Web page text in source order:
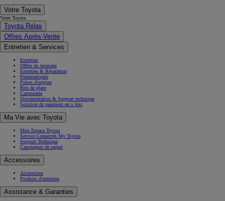
Votre Toyota
Votre Toyota
Toyota Relax
Offres Après-Vente
Entretien & Services
Entretien
Offres du moment
Entretien & Réparation
Pneumatiques
Pièces d'origine
Bris de glace
Carrosserie
Documentation & Support technique
Solution de paiement en x fois
Ma Vie avec Toyota
Mon Espace Toyota
Service Connectés My Toyota
Support Technique
Campagnes de rappel
Accessoires
Accessoires
Produits d'entretien
Assistance & Garanties